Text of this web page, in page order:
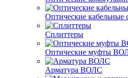
Оптические кабельные
Сплиттеры
Оптические муфты
Арматура ВОЛС